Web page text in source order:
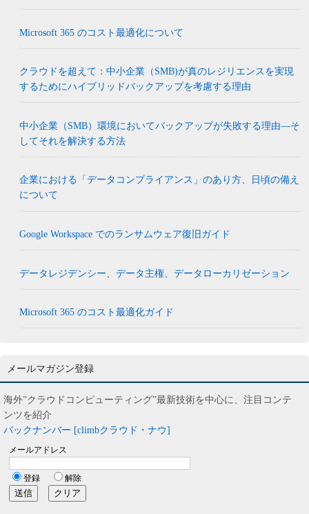
Microsoft 365 のコスト最適化について
クラウドを超えて：中小企業（SMB)が真のレジリエンスを実現
するためにハイブリッドバックアップを考慮する理由
中小企業（SMB）環境においてバックアップが失敗する理由―そ
してそれを解決する方法
企業における「データコンプライアンス」のあり方、日頃の備え
について
Google Workspace でのランサムウェア復旧ガイド
データレジデンシー、データ主権、データローカリゼーション
Microsoft 365 のコスト最適化ガイド
メールマガジン登録
海外”クラウドコンピューティング”最新技術を中心に、注目コンテ
ンツを紹介
バックナンバー [climbクラウド・ナウ]